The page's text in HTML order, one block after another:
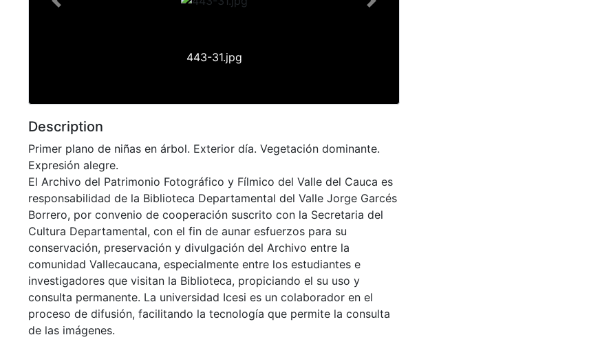
443-31.jpg
Previous Next
Description
Primer plano de niñas en árbol. Exterior día. Vegetación dominante.
Expresión alegre.
El Archivo del Patrimonio Fotográfico y Fílmico del Valle del Cauca es
responsabilidad de la Biblioteca Departamental del Valle Jorge Garcés
Borrero, por convenio de cooperación suscrito con la Secretaria del
Cultura Departamental, con el fin de aunar esfuerzos para su
conservación, preservación y divulgación del Archivo entre la
comunidad Vallecaucana, especialmente entre los estudiantes e
investigadores que visitan la Biblioteca, propiciando el su uso y
consulta permanente. La universidad Icesi es un colaborador en el
proceso de difusión, facilitando la tecnología que permite la consulta
de las imágenes.